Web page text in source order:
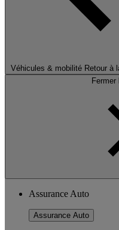
Véhicules & mobilité Retour à
Fermer
Assurance Auto
Assurance Auto